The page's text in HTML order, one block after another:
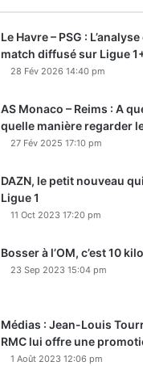
Le Havre – PSG :
match diffusé sur Ligue
28 Fév 2026 14:40 pm
AS Monaco – Reims : A
quelle manière regarder
27 Fév 2025 17:10 pm
DAZN, le petit nouveau
Ligue 1
11 Oct 2023 17:20 pm
Bosser à l’OM, c’est 10
23 Sep 2023 15:04 pm
Médias : Jean-Louis
RMC lui offre une
1 Août 2023 12:06 pm